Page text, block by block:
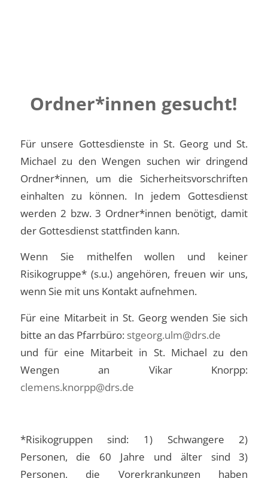
Ordner*innen gesucht!
Für unsere Gottesdienste in St. Georg und St.
Michael zu den Wengen suchen wir dringend
Ordner*innen, um die Sicherheitsvorschriften
einhalten zu können. In jedem Gottesdienst
werden 2 bzw. 3 Ordner*innen benötigt, damit
der Gottesdienst stattfinden kann.
Wenn Sie mithelfen wollen und keiner
Risikogruppe* (s.u.) angehören, freuen wir uns,
wenn Sie mit uns Kontakt aufnehmen.
Für eine Mitarbeit in St. Georg wenden Sie sich
bitte an das Pfarrbüro: stgeorg.ulm@drs.de
und für eine Mitarbeit in St. Michael zu den
Wengen an Vikar Knorpp:
clemens.knorpp@drs.de
*Risikogruppen sind: 1) Schwangere 2)
Personen, die 60 Jahre und älter sind 3)
Personen, die Vorerkrankungen haben